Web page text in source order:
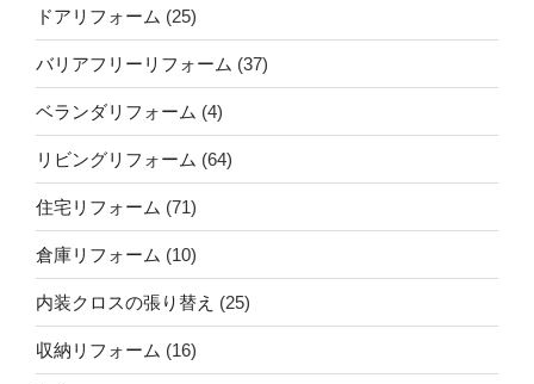
ドアリフォーム (25)
バリアフリーリフォーム (37)
ベランダリフォーム (4)
リビングリフォーム (64)
住宅リフォーム (71)
倉庫リフォーム (10)
内装クロスの張り替え (25)
収納リフォーム (16)